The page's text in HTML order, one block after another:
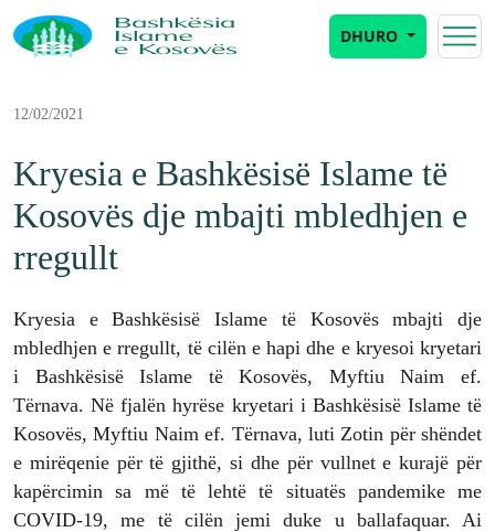
DHURO
12/02/2021
Kryesia e Bashkësisë Islame të
Kosovës dje mbajti mbledhjen e
rregullt
Kryesia e Bashkësisë Islame të Kosovës mbajti dje
mbledhjen e rregullt, të cilën e hapi dhe e kryesoi kryetari
i Bashkësisë Islame të Kosovës, Myftiu Naim ef.
Tërnava. Në fjalën hyrëse kryetari i Bashkësisë Islame të
Kosovës, Myftiu Naim ef. Tërnava, luti Zotin për shëndet
e mirëqenie për të gjithë, si dhe për vullnet e kurajë për
kapërcimin sa më të lehtë të situatës pandemike me
COVID-19, me të cilën jemi duke u ballafaquar. Ai